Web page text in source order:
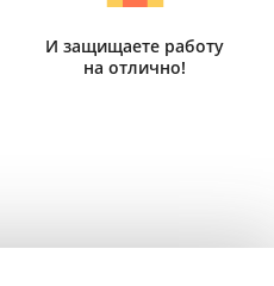
И защищаете работу
на отлично!